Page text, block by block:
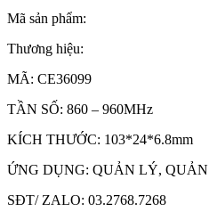
Mã sản phẩm:
Thương hiệu:
MÃ: CE36099
TẦN SỐ: 860 – 960MHz
KÍCH THƯỚC: 103*24*6.8mm
ỨNG DỤNG: QUẢN LÝ,
SĐT/ ZALO: 03.2768.7268